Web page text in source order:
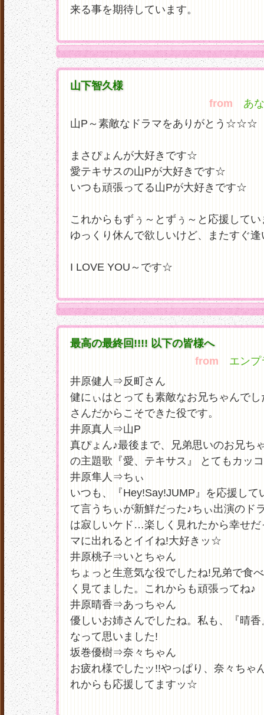
来る事を期待しています。
山下智久様
from あな
山P～素敵なドラマをありがとう☆☆☆
まさぴょんが大好きです☆
愛テキサスの山Pが大好きです☆
いつも頑張ってる山Pが大好きです☆
これからもずぅ～とずぅ～と応援し
ゆっくり休んで欲しいけど、またすぐ
I LOVE YOU～です☆
最高の最終回!!!! 以下の皆様へ
from エンプ
井原健人⇒反町さん
健にぃはとっても素敵なお兄ちゃんで
さんだからこそできた役です。
井原真人⇒山P
真ぴょん♪最後まで、兄弟思いのお兄ち
の主題歌『愛、テキサス』 とてもカッ
井原隼人⇒ちぃ
いつも、『Hey!Say!JUMP』を応援し
て言うちぃが新鮮だった♪ちぃ出演のド
は寂しいケド…楽しく見れたから幸せだ
マに出れるとイイね!大好きッ☆
井原桃子⇒いとちゃん
ちょっと生意気な役でしたね!兄弟で食
く見てました。これからも頑張ってね♪
井原晴香⇒あっちゃん
優しいお姉さんでしたね。私も、『晴
なって思いました!
坂巻優樹⇒奈々ちゃん
お疲れ様でしたッ!!やっぱり、奈々ちゃ
れからも応援してますッ☆